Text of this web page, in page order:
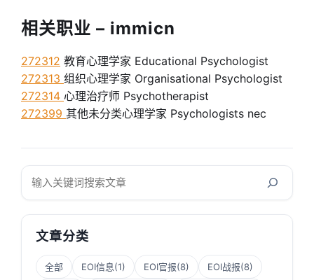
相关职业 – immicn
272312 教育心理学家 Educational Psychologist
272313 组织心理学家 Organisational Psychologist
272314 心理治疗师 Psychotherapist
272399 其他未分类心理学家 Psychologists nec
搜
文章分类
全部 EOI信息(1) EOI官报(8) EOI战报(8)